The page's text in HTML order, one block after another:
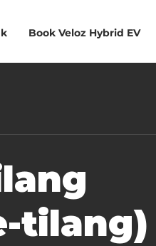
Book Veloz Hybrid EV